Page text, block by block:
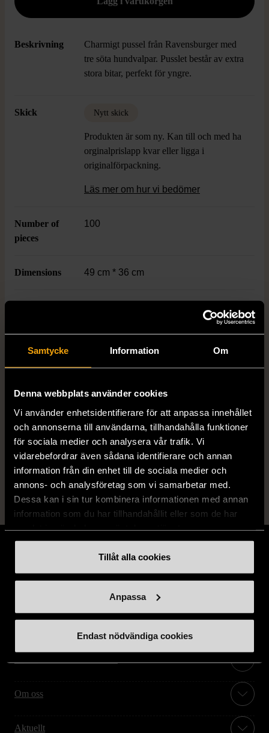
Samtycke Information Om
Denna webbplats använder cookies
Vi använder enhetsidentifierare för att anpassa innehållet
och annonserna till användarna, tillhandahålla funktioner
för sociala medier och analysera vår trafik. Vi
vidarebefordrar även sådana identifierare och annan
information från din enhet till de sociala medier och
annons- och analysföretag som vi samarbetar med.
Dessa kan i sin tur kombinera informationen med annan
information som du har tillhandahållit eller som de har
Tillåt alla cookies
Anpassa
Endast nödvändiga cookies
Beskrivning
Charmigt pussel från Ravensburger med
tre söta hundvalpar. Pusslet består av extra
stora bitar, perfekt för yngre.
Skick Nytt skick
Produkten är som ny. Kan till och med ha
orginalprislapp kvar eller ligga i
originalförpackning.
Läs mer om hur vi bedömer
Number of
pieces
100
Dimensions 49 cm * 36 cm
Produkten är unik och finns enbart som 1 st i lager.
Fri frakt på alla köp över 990 kr.
14 dagars ångerrät.
Om oss
Aktuellt